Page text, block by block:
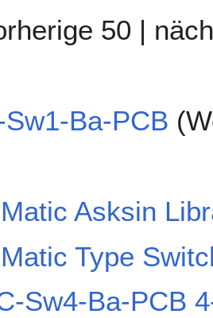
50 |
Ba-PCB
Asksin
Type
Sw4-Ba-PCB